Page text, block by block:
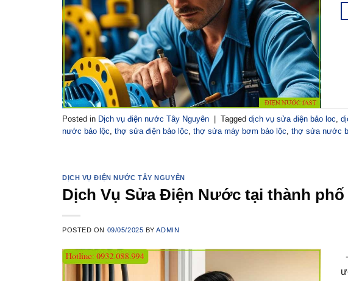
Posted in Dịch vụ điện nước Tây Nguyên | Tagged dịch vụ sửa điện bảo loc
nước bảo lộc thợ sửa điện bảo lộc thợ sửa máy bơm bảo lộc thợ sửa nước
DỊCH VỤ ĐIỆN NƯỚC TÂY NGUYÊN
Dịch Vụ Sửa Điện Nước tại thành phố
POSTED ON 09/05/2025 BYADMIN